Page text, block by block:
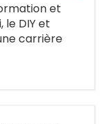
et
le DIY et
carrière